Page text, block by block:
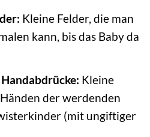
Kleine Felder, die man
kann, bis das Baby da
Kleine
der werdenden
(mit ungiftiger